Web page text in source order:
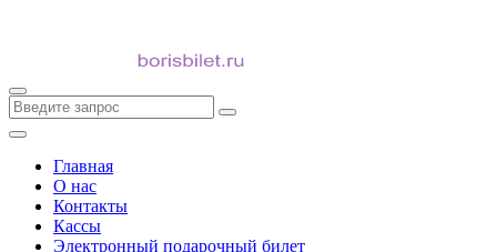
Главная
О нас
Контакты
Кассы
Электронный подарочный билет